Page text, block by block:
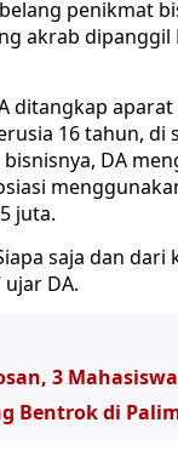
penikmat
akrab
ditangkap aparat
16 tahun,
DA
juta.
saja dan
DA.
3
Bentrok di